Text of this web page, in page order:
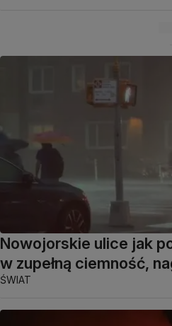
Nowojorskie ulice jak
w zupełną ciemność,
ŚWIAT